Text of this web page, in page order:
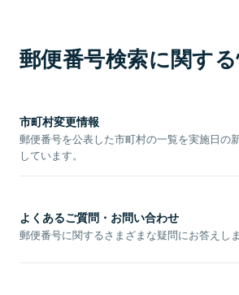
郵便番号検索に関す
市町村変更情報
郵便番号を公表した市町村の一覧を実施日の
しています。
よくあるご質問・お問い合わせ
郵便番号に関するさまざまな疑問にお答えしま